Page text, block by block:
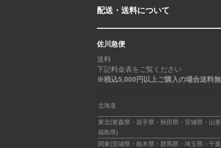
配送・送料について
佐川急便
送料
下記料金表をご覧ください
※税込5,000円以上ご購入の場合送料
北海道
東北(青森県・岩手県・秋田県・宮城県・山形
福島県)
関東(茨城県・栃木県・群馬県・埼玉県・千葉